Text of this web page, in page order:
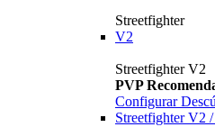
Streetfighter
V2
Streetfighter V2
PVP
Configurar
Streetfighter V2